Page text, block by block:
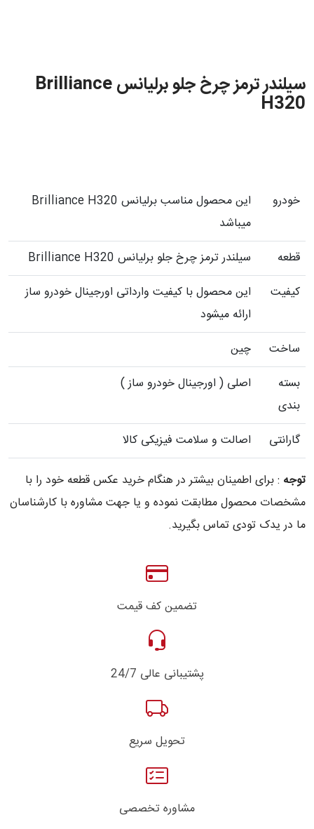
سیلندر ترمز چرخ جلو برلیانس Brilliance
H320
خودرو
این محصول مناسب برلیانس Brilliance H320
میباشد
قطعه
سیلندر ترمز چرخ جلو برلیانس Brilliance H320
کیفیت
این محصول با کیفیت وارداتی اورجینال خودرو ساز
ارائه میشود
ساخت
چین
بسته
بندی
اصلی ( اورجینال خودرو ساز )
گارانتی اصالت و سلامت فیزیکی کالا
توجه : برای اطمینان بیشتر در هنگام خرید عکس قطعه خود را با
مشخصات محصول مطابقت نموده و یا جهت مشاوره با کارشناسان
ما در یدک تودی تماس بگیرید.
تضمین کف قیمت
پشتیبانی عالی 24/7
تحویل سریع
مشاوره تخصصی